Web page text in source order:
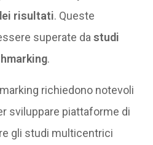
risultati. Queste
superate da studi
.
richiedono notevoli
sviluppare piattaforme di
gli studi multicentrici